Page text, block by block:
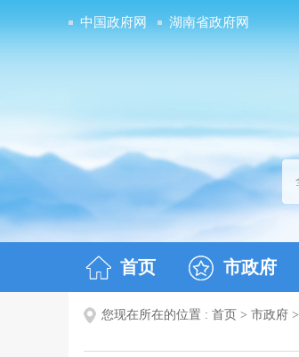
中国政府网 湖南省政府网
首页 市政府
您现在所在的位置 : 首页 > 市政府 >